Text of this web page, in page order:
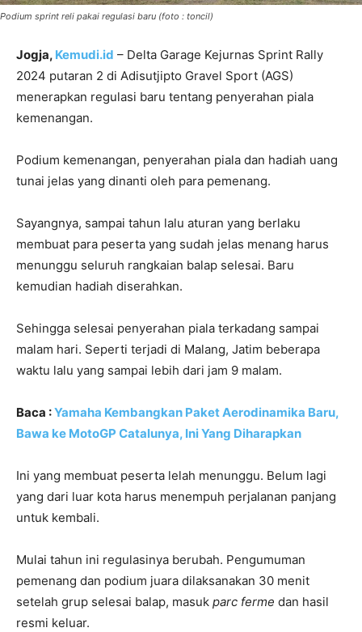
Podium sprint reli pakai regulasi baru (foto : toncil)
Jogja, Kemudi.id – Delta Garage Kejurnas Sprint Rally
2024 putaran 2 di Adisutjipto Gravel Sport (AGS)
menerapkan regulasi baru tentang penyerahan piala
kemenangan.
Podium kemenangan, penyerahan piala dan hadiah uang
tunai jelas yang dinanti oleh para pemenang.
Sayangnya, sampai tahun lalu aturan yang berlaku
membuat para peserta yang sudah jelas menang harus
menunggu seluruh rangkaian balap selesai. Baru
kemudian hadiah diserahkan.
Sehingga selesai penyerahan piala terkadang sampai
malam hari. Seperti terjadi di Malang, Jatim beberapa
waktu lalu yang sampai lebih dari jam 9 malam.
Baca :Yamaha Kembangkan Paket Aerodinamika Baru,
Bawa ke MotoGP Catalunya, Ini Yang Diharapkan
Ini yang membuat peserta lelah menunggu. Belum lagi
yang dari luar kota harus menempuh perjalanan panjang
untuk kembali.
Mulai tahun ini regulasinya berubah. Pengumuman
pemenang dan podium juara dilaksanakan 30 menit
setelah grup selesai balap, masuk parc ferme dan hasil
resmi keluar.